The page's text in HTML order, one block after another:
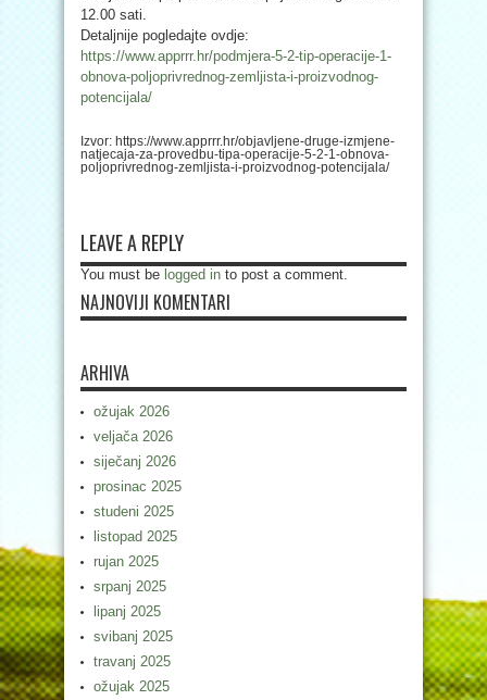
12.00 sati.
Detaljnije pogledajte ovdje:
https://www.apprrr.hr/podmjera-5-2-tip-operacije-1-
obnova-poljoprivrednog-zemljista-i-proizvodnog-
potencijala/
Izvor: https://www.apprrr.hr/objavljene-druge-izmjene-
natjecaja-za-provedbu-tipa-operacije-5-2-1-obnova-
poljoprivrednog-zemljista-i-proizvodnog-potencijala/
LEAVE A REPLY
You must be logged in to post a comment.
NAJNOVIJI KOMENTARI
ARHIVA
ožujak 2026
veljača 2026
siječanj 2026
prosinac 2025
studeni 2025
listopad 2025
rujan 2025
srpanj 2025
lipanj 2025
svibanj 2025
travanj 2025
ožujak 2025